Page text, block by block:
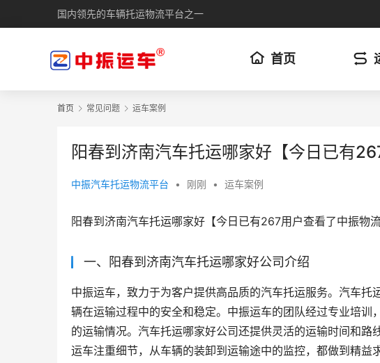
国内领先的车辆托运物流平台之一
首页
首页 常见问题 运车案例
阳春到济南汽车托运哪家好【今日已有
中振汽车托运物流平台 • 刚刚 • 运车案例
阳春到济南汽车托运哪家好【今日已有267用户查看了中振物流
一、阳春到济南汽车托运哪家好公司介绍
中振运车，致力于为客户提供高品质的汽车托运服务。汽车
辆在运输过程中的安全和稳定。中振运车的团队经过专业培
的运输情况。汽车托运哪家好公司还提供灵活的运输时间和
运车注重细节，从车辆的装卸到运输途中的监控，都做到精益